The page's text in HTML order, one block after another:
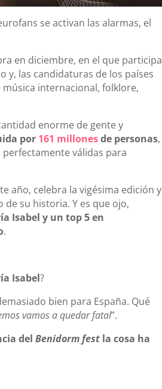
se activan las alarmas, el
en diciembre, en el que participa
y, las candidaturas de los países
internacional, folklore,
enorme de gente y
por 161 millonesde personas,
válidas para
año, celebra la vigésima edición y
su historia. Y es que ojo,
Isabel y un top 5 en
.
Isabel?
bien para España. Qué
vamos a quedar fatal”.
delBenidorm fest la cosa ha